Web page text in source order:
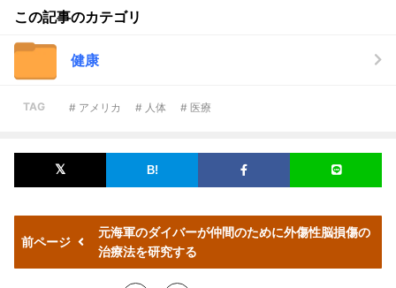
この記事のカテゴリ
健康
TAG # アメリカ # 人体 # 医療
前ページ
元海軍のダイバーが仲間のために外傷性脳損傷の
治療法を研究する